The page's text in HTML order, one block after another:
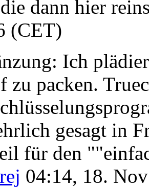
dann hier
(CET)
Ich
zu packen.
gesagt in
für den
04:14, 18.